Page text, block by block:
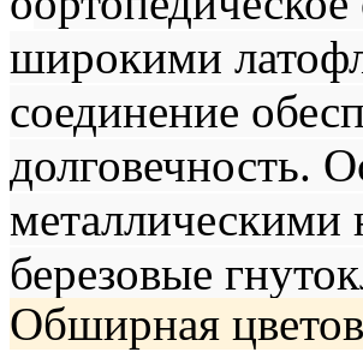
широкими
соединение
долговечность.
металлическими
березовые
Обширная